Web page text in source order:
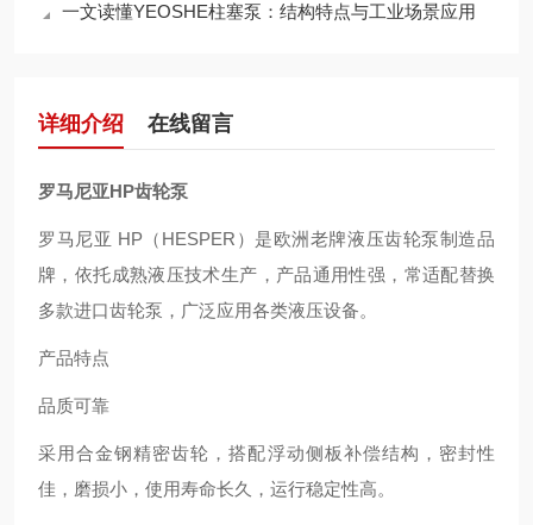
一文读懂YEOSHE柱塞泵：结构特点与工业场景应用
详细介绍 在线留言
罗马尼亚HP齿轮泵
罗马尼亚 HP（HESPER）是欧洲老牌液压齿轮泵制造品
牌，依托成熟液压技术生产，产品通用性强，常适配替换
多款进口齿轮泵，广泛应用各类液压设备。
产品特点
品质可靠
采用合金钢精密齿轮，搭配浮动侧板补偿结构，密封性
佳，磨损小，使用寿命长久，运行稳定性高。